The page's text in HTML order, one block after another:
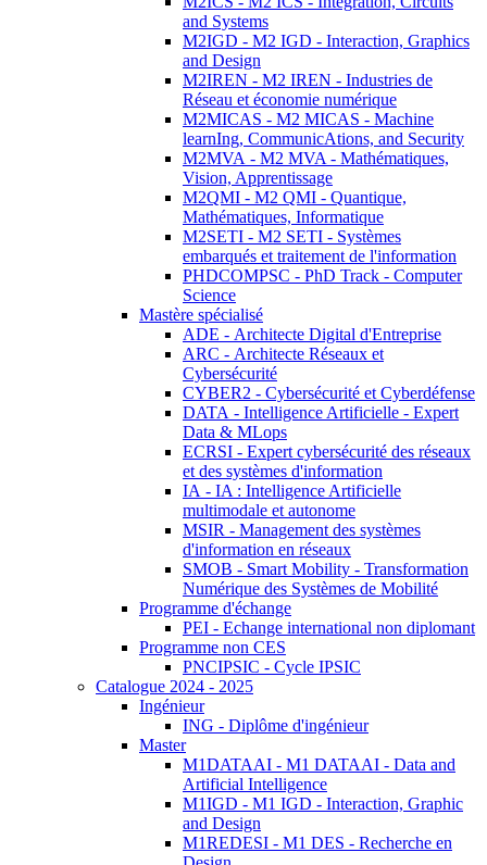
and Systems
M2IGD - M2 IGD - Interaction, Graphics
and Design
M2IREN - M2 IREN - Industries de
Réseau et économie numérique
M2MICAS - M2 MICAS - Machine
learnIng, CommunicAtions, and Security
M2MVA - M2 MVA - Mathématiques,
Vision, Apprentissage
M2QMI - M2 QMI - Quantique,
Mathématiques, Informatique
M2SETI - M2 SETI - Systèmes
embarqués et traitement de l'information
PHDCOMPSC - PhD Track - Computer
Science
Mastère spécialisé
ADE - Architecte Digital d'Entreprise
ARC - Architecte Réseaux et
Cybersécurité
CYBER2 - Cybersécurité et Cyberdéfense
DATA - Intelligence Artificielle - Expert
Data & MLops
ECRSI - Expert cybersécurité des réseaux
et des systèmes d'information
IA - IA : Intelligence Artificielle
multimodale et autonome
MSIR - Management des systèmes
d'information en réseaux
SMOB - Smart Mobility - Transformation
Numérique des Systèmes de Mobilité
Programme d'échange
PEI - Echange international non diplomant
Programme non CES
PNCIPSIC - Cycle IPSIC
Catalogue 2024 - 2025
Ingénieur
ING - Diplôme d'ingénieur
Master
M1DATAAI - M1 DATAAI - Data and
Artificial Intelligence
M1IGD - M1 IGD - Interaction, Graphic
and Design
M1REDESI - M1 DES - Recherche en